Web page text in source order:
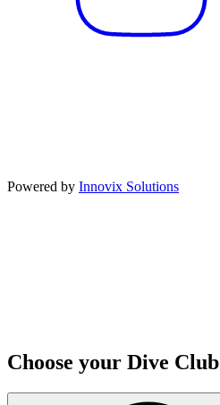
Powered by Innovix Solutions
Choose your Dive Club